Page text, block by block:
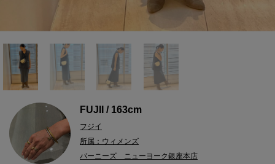
FUJII / 163cm
フジイ
所属：ウィメンズ
バーニーズ ニューヨーク銀座本店